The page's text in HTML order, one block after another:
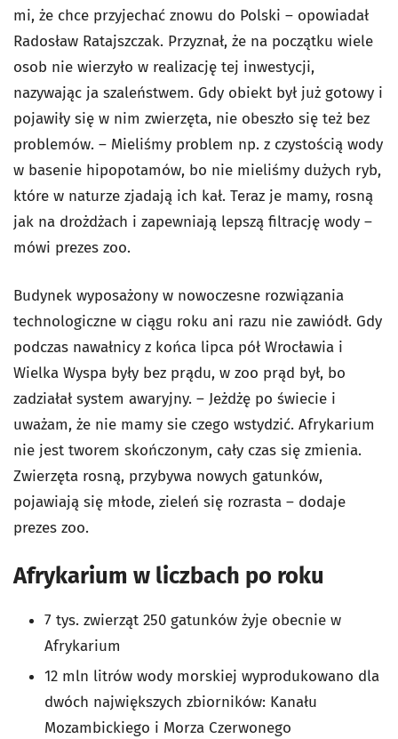
mi, że chce przyjechać znowu do Polski – opowiadał
Radosław Ratajszczak. Przyznał, że na początku wiele
osob nie wierzyło w realizację tej inwestycji,
nazywając ja szaleństwem. Gdy obiekt był już gotowy i
pojawiły się w nim zwierzęta, nie obeszło się też bez
problemów. – Mieliśmy problem np. z czystością wody
w basenie hipopotamów, bo nie mieliśmy dużych ryb,
które w naturze zjadają ich kał. Teraz je mamy, rosną
jak na drożdżach i zapewniają lepszą filtrację wody –
mówi prezes zoo.
Budynek wyposażony w nowoczesne rozwiązania
technologiczne w ciągu roku ani razu nie zawiódł. Gdy
podczas nawałnicy z końca lipca pół Wrocławia i
Wielka Wyspa były bez prądu, w zoo prąd był, bo
zadziałał system awaryjny. – Jeżdżę po świecie i
uważam, że nie mamy sie czego wstydzić. Afrykarium
nie jest tworem skończonym, cały czas się zmienia.
Zwierzęta rosną, przybywa nowych gatunków,
pojawiają się młode, zieleń się rozrasta – dodaje
prezes zoo.
Afrykarium w liczbach po roku
7 tys. zwierząt 250 gatunków żyje obecnie w
Afrykarium
12 mln litrów wody morskiej wyprodukowano dla
dwóch największych zbiorników: Kanału
Mozambickiego i Morza Czerwonego